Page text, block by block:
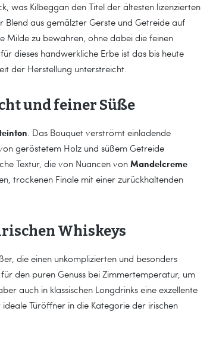
was Kilbeggan den Titel der ältesten lizenzierten
aus gemälzter Gerste und Getreide auf
Milde zu bewahren, ohne dabei die feinen
dieses handwerkliche Erbe ist das bis heute
der Herstellung unterstreicht.
und feiner Süße
. Das Bouquet verströmt einladende
geröstetem Holz und süßem Getreide
Textur, die von Nuancen von Mandelcreme
trockenen Finale mit einer zurückhaltenden
Whiskeys
die einen unkomplizierten und besonders
den puren Genuss bei Zimmertemperatur, um
auch in klassischen Longdrinks eine exzellente
Türöffner in die Kategorie der irischen